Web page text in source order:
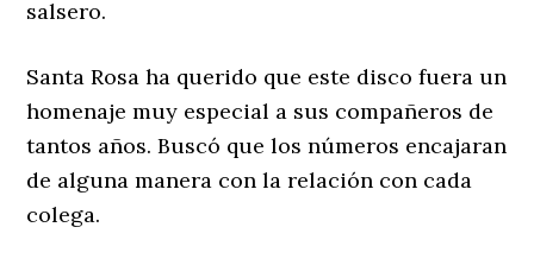
salsero.
Santa Rosa ha querido que este disco fuera un
homenaje muy especial a sus compañeros de
tantos años. Buscó que los números encajaran
de alguna manera con la relación con cada
colega.